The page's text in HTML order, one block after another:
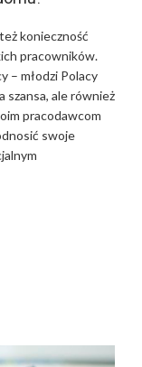
konieczność
pracowników.
– młodzi Polacy
szansa, ale również
pracodawcom
swoje